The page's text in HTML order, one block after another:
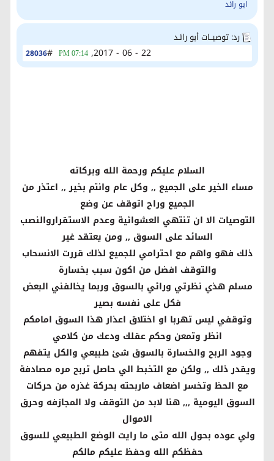
رد: توصيــات أبو رائـد
28036# 22 - 06 - 2017,
07:14 PM
السلام عليكم ورحمة الله وبركاته
مساء الخير على الجميع ,, وكل عام وانتم بخير ,, اعتذر من
الجميع وراح اتوقف عن وضع
التوصيات الا ان تنتهي العشوائية وعدم الاستقراروالنصب
السائد على السوق ,, ومن يعتقد غير
ذلك فهو واهم مع احترامي للجميع لذلك قررت الانسحاب
والتوقف افضل من اكون سبب بخسارة
مسلم هذي نظرتي ورائي بالسوق وربما يخالفني البعض
فكل على نفسه بصير
وتوقفي ليس تهربا او اختلاق اعذار هذا السوق امامكم
انظر وتمعن وحكم عقلك ودعك من كلامي
وجود الربح والخسارة بالسوق شئ طبيعي والكل يتفهم
ويقدر ذلك ,, ولكن مع التخبط الي حاصل تربح مره مصادفة
مع الحظ وتخسر اضعاف ماربحته بحركة غذره من حركات
السوق اليومية ,,, هنا لابد من التوقف ولا المجازفه وحرق
الاموال
ولي عوده بحول الله متى ما رايت الوضع الطبيعي للسوق
حفظكم الله وحفظ عليكم مالكم